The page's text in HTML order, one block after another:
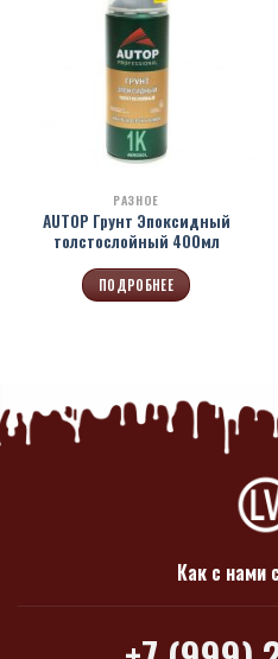
РАЗНОЕ
AUTOP Грунт Эпоксидный
толстослойный 400мл
ПОДРОБНЕЕ
Как с нами